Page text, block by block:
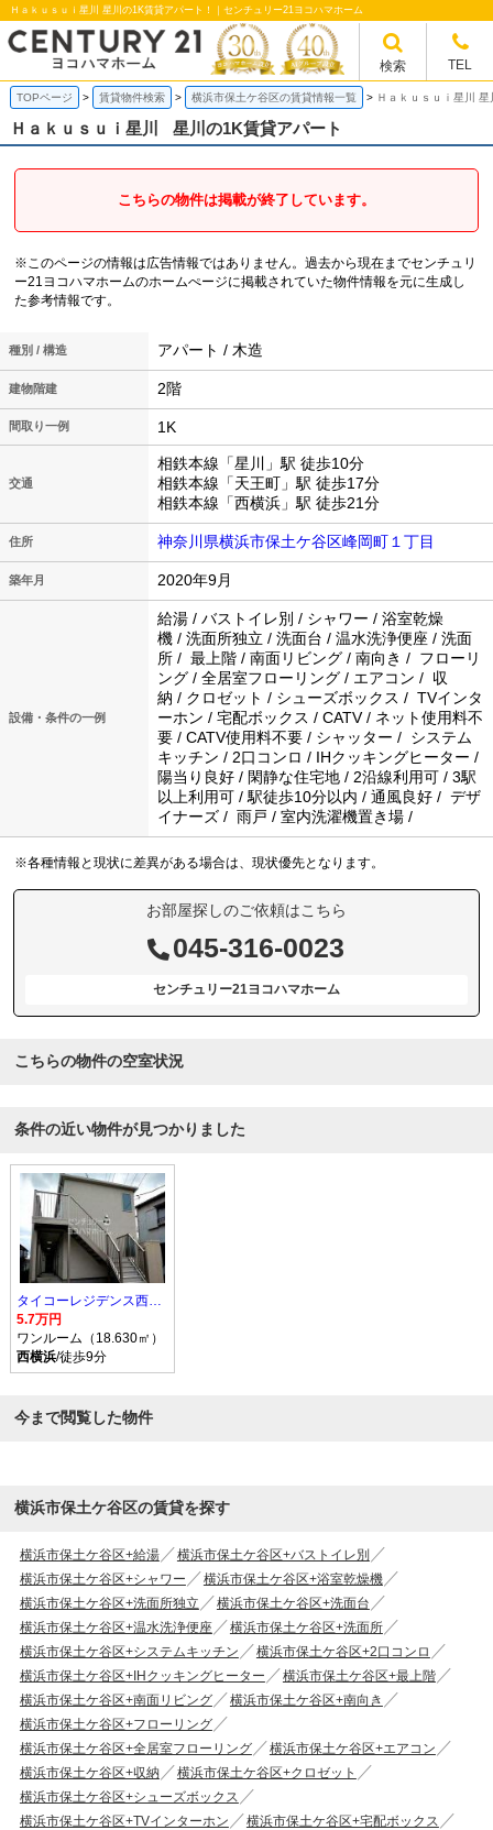
検索 TEL
Ｈａｋｕｓｕｉ星川 星川の1K賃貸アパート！｜センチュリー21ヨコハマホーム
TOPページ 賃貸物件検索 横浜市保土ケ谷区の賃貸情報一覧 Ｈａｋｕｓｕｉ星川
Ｈａｋｕｓｕｉ星川 星川の1K賃貸アパート
こちらの物件は掲載が終了しています。
※このページの情報は広告情報ではありません。過去から現在までセンチュリ
ー21ヨコハマホームのホームぺージに掲載されていた物件情報を元に生成し
た参考情報です。
種別 / 構造 アパート / 木造
建物階建 2階
間取り一例 1K
交通
相鉄本線「星川」駅 徒歩10分
相鉄本線「天王町」駅 徒歩17分
相鉄本線「西横浜」駅 徒歩21分
住所 神奈川県横浜市保土ケ谷区峰岡町１丁目
築年月 2020年9月
設備・条件の一例
給湯 / バストイレ別 / シャワー / 浴室乾燥
機 / 洗面所独立 / 洗面台 / 温水洗浄便座 / 洗面
所 / 最上階 / 南面リビング / 南向き / フローリ
ング / 全居室フローリング / エアコン / 収
納 / クロゼット / シューズボックス / TVインタ
ーホン / 宅配ボックス / CATV / ネット使用料不
要 / CATV使用料不要 / シャッター / システム
キッチン / 2口コンロ / IHクッキングヒーター /
陽当り良好 / 閑静な住宅地 / 2沿線利用可 / 3駅
以上利用可 / 駅徒歩10分以内 / 通風良好 / デザ
イナーズ / 雨戸 / 室内洗濯機置き場 /
※各種情報と現状に差異がある場合は、現状優先となります。
お部屋探しのご依頼はこちら
045-316-0023
センチュリー21ヨコハマホーム
こちらの物件の空室状況
条件の近い物件が見つかりました
タイコーレジデンス西横浜
5.7万円
ワンルーム（18.630㎡）
西横浜/徒歩9分
今まで閲覧した物件
横浜市保土ケ谷区の賃貸を探す
横浜市保土ケ谷区+給湯
横浜市保土ケ谷区+バストイレ別
横浜市保土ケ谷区+シャワー
横浜市保土ケ谷区+浴室乾燥機
横浜市保土ケ谷区+洗面所独立
横浜市保土ケ谷区+洗面台
横浜市保土ケ谷区+温水洗浄便座
横浜市保土ケ谷区+洗面所
横浜市保土ケ谷区+システムキッチン
横浜市保土ケ谷区+2口コンロ
横浜市保土ケ谷区+IHクッキングヒーター
横浜市保土ケ谷区+最上階
横浜市保土ケ谷区+南面リビング
横浜市保土ケ谷区+南向き
横浜市保土ケ谷区+フローリング
横浜市保土ケ谷区+全居室フローリング
横浜市保土ケ谷区+エアコン
横浜市保土ケ谷区+収納
横浜市保土ケ谷区+クロゼット
横浜市保土ケ谷区+シューズボックス
横浜市保土ケ谷区+TVインターホン
横浜市保土ケ谷区+宅配ボックス